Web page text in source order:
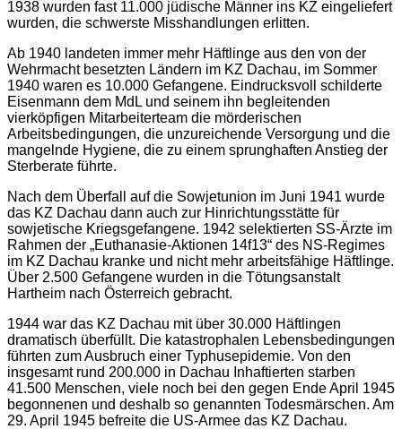
1938 wurden fast 11.000 jüdische Männer ins KZ eingeliefert
wurden, die schwerste Misshandlungen erlitten.
Ab 1940 landeten immer mehr Häftlinge aus den von der
Wehrmacht besetzten Ländern im KZ Dachau, im Sommer
1940 waren es 10.000 Gefangene. Eindrucksvoll schilderte
Eisenmann dem MdL und seinem ihn begleitenden
vierköpfigen Mitarbeiterteam die mörderischen
Arbeitsbedingungen, die unzureichende Versorgung und die
mangelnde Hygiene, die zu einem sprunghaften Anstieg der
Sterberate führte.
Nach dem Überfall auf die Sowjetunion im Juni 1941 wurde
das KZ Dachau dann auch zur Hinrichtungsstätte für
sowjetische Kriegsgefangene. 1942 selektierten SS-Ärzte im
Rahmen der „Euthanasie-Aktionen 14f13“ des NS-Regimes
im KZ Dachau kranke und nicht mehr arbeitsfähige Häftlinge.
Über 2.500 Gefangene wurden in die Tötungsanstalt
Hartheim nach Österreich gebracht.
1944 war das KZ Dachau mit über 30.000 Häftlingen
dramatisch überfüllt. Die katastrophalen Lebensbedingungen
führten zum Ausbruch einer Typhusepidemie. Von den
insgesamt rund 200.000 in Dachau Inhaftierten starben
41.500 Menschen, viele noch bei den gegen Ende April 1945
begonnenen und deshalb so genannten Todesmärschen. Am
29. April 1945 befreite die US-Armee das KZ Dachau.